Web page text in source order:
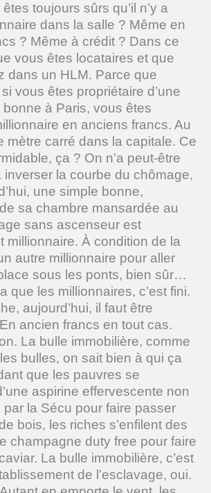
toujours sûrs qu’il n’y a
dans la salle ? Même en
? Même à crédit ? Dans ce
vous êtes locataires et que
dans un HLM. Parce que
vous êtes propriétaire d’une
à Paris, vous êtes
en anciens francs. Au
mètre carré dans la capitale. Ce
ça ? On n’a peut-être
inverser la courbe du chômage,
une simple bonne,
sa chambre mansardée au
sans ascenseur est
millionnaire. À condition de la
autre millionnaire pour aller
sous les ponts, bien sûr…
que les millionnaires, c’est fini.
aujourd’hui, il faut être
ancien francs en tout cas.
La bulle immobilière, comme
bulles, on sait bien à qui ça
que les pauvres se
aspirine effervescente non
par la Sécu pour faire passer
bois, les riches s’enfilent des
champagne duty free pour faire
La bulle immobilière, c’est
de l’esclavage, oui.